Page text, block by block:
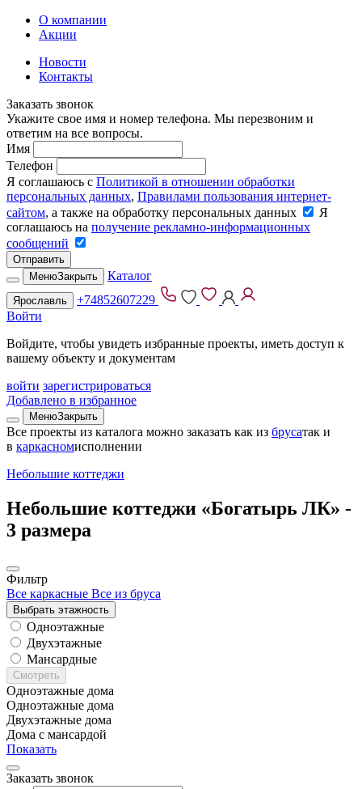
О компании
Акции
Новости
Контакты
Заказать звонок
Укажите свое имя и номер телефона. Мы перезвоним и
ответим на все вопросы.
Имя
Телефон
Я соглашаюсь с Политикой в отношении обработки
персональных данных, Правилами пользования интернет-
сайтом, а также на обработку персональных данных
Я
соглашаюсь на получение рекламно-информационных
сообщений
Отправить
МенюЗакрыть Каталог
Ярославль
+74852607229
Войти
Войдите, чтобы увидеть избранные проекты, иметь доступ к
вашему объекту и документам
войти зарегистрироваться
Добавлено в избранное
МенюЗакрыть
Все проекты из каталога можно заказать как из брусатак и
в каркасномисполнении
Небольшие коттеджи
Небольшие коттеджи «Богатырь ЛК» -
3 размера
Фильтр
Все каркасные Все из бруса
Выбрать этажность
Одноэтажные
Двухэтажные
Мансардные
Смотреть
Одноэтажные дома
Одноэтажные дома
Двухэтажные дома
Дома с мансардой
Показать
Заказать звонок